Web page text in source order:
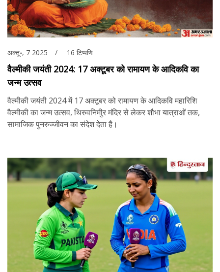
अक्तू॰, 7 2025 16 टिप्पणि
वैल्मीकी जयंती 2024: 17 अक्टूबर को रामायण के आदिकवि का
जन्म उत्सव
वैल्मीकी जयंती 2024 में 17 अक्टूबर को रामायण के आदिकवि महारिशि
वैल्मीकी का जन्म उत्सव, थिरुवनिमीुर मंदिर से लेकर शौभा यात्राओं तक,
सामाजिक पुनरुज्जीवन का संदेश देता है।